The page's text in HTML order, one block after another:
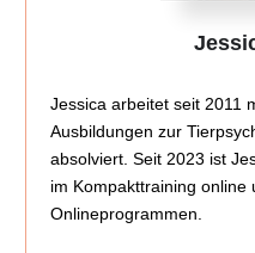
Jessica arbeitet seit 2011
Ausbildungen zur
absolviert. Seit 2023 ist
im Kompakttraining online
Onlineprogrammen.